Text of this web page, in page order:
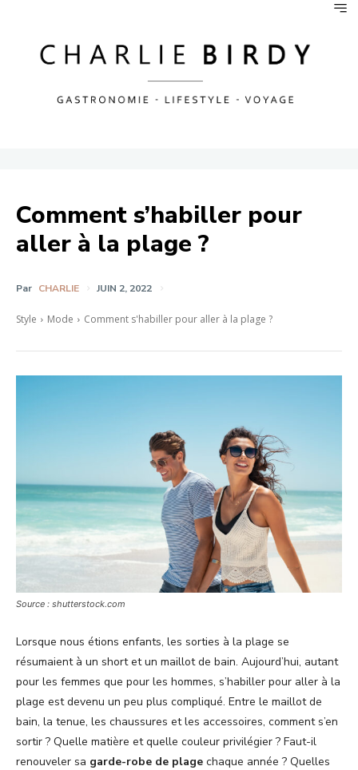
Comment s’habiller pour
aller à la plage ?
Par CHARLIE JUIN 2, 2022
Style Mode Comment s'habiller pour aller à la plage ?
Source : shutterstock.com
Lorsque nous étions enfants, les sorties à la plage se
résumaient à un short et un maillot de bain. Aujourd’hui, autant
pour les femmes que pour les hommes, s’habiller pour aller à la
plage est devenu un peu plus compliqué. Entre le maillot de
bain, la tenue, les chaussures et les accessoires, comment s’en
sortir ? Quelle matière et quelle couleur privilégier ? Faut-il
renouveler sa garde-robe de plage chaque année ? Quelles